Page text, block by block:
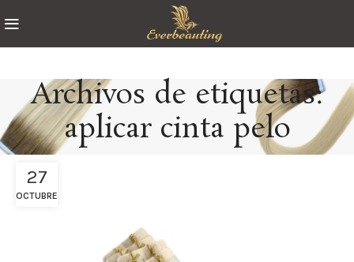
Archivos de etiquetas:
aplicar cinta pelo
27
OCTUBRE